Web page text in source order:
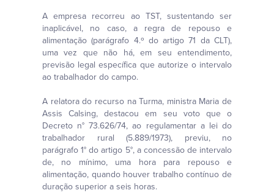
A empresa recorreu ao TST, sustentando ser
inaplicável, no caso, a regra de repouso e
alimentação (parágrafo 4.º do artigo 71 da CLT),
uma vez que não há, em seu entendimento,
previsão legal específica que autorize o intervalo
ao trabalhador do campo.
A relatora do recurso na Turma, ministra Maria de
Assis Calsing, destacou em seu voto que o
Decreto n° 73.626/74, ao regulamentar a lei do
trabalhador rural (5.889/1973), previu, no
parágrafo 1° do artigo 5°, a concessão de intervalo
de, no mínimo, uma hora para repouso e
alimentação, quando houver trabalho contínuo de
duração superior a seis horas.